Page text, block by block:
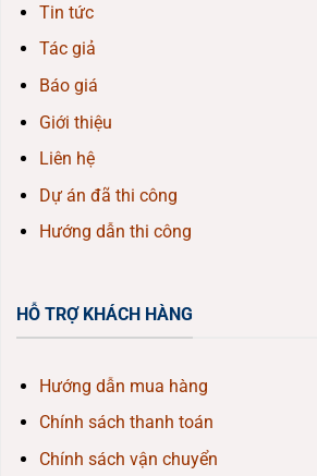
Tin tức
Tác giả
Báo giá
Giới thiệu
Liên hệ
Dự án đã thi công
Hướng dẫn thi công
HỖ TRỢ KHÁCH HÀNG
Hướng dẫn mua hàng
Chính sách thanh toán
Chính sách vận chuyển